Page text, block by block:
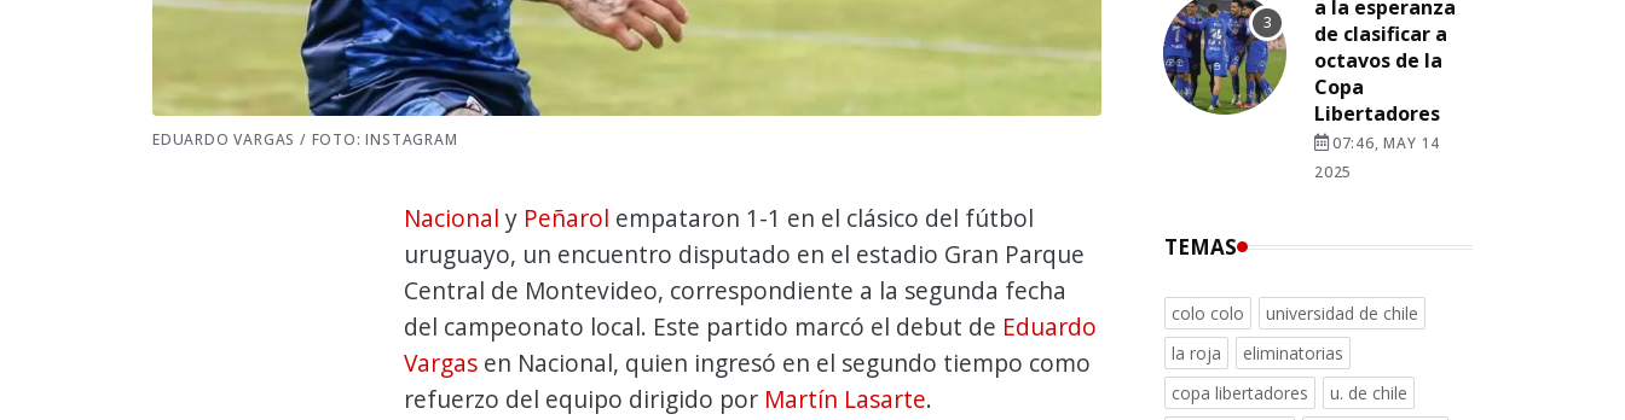
EDUARDO VARGAS / FOTO: INSTAGRAM
Nacional y Peñarol empataron 1-1 en el clásico del fútbol
uruguayo, un encuentro disputado en el estadio Gran Parque
Central de Montevideo, correspondiente a la segunda fecha
del campeonato local. Este partido marcó el debut de Eduardo
Vargas en Nacional, quien ingresó en el segundo tiempo como
refuerzo del equipo dirigido por Martín Lasarte.
a la esperanza
de clasificar a
octavos de la
Copa
Libertadores
07:46, MAY 14
2025
TEMAS
colo colo
universidad de chile
la roja
eliminatorias
copa libertadores
u. de chile